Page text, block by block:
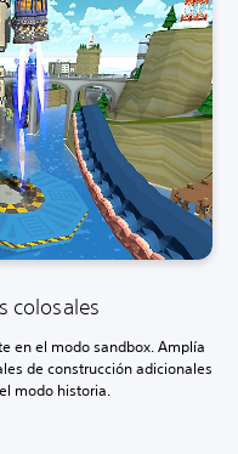
colosales
en el modo sandbox. Amplía
de construcción adicionales
modo historia.